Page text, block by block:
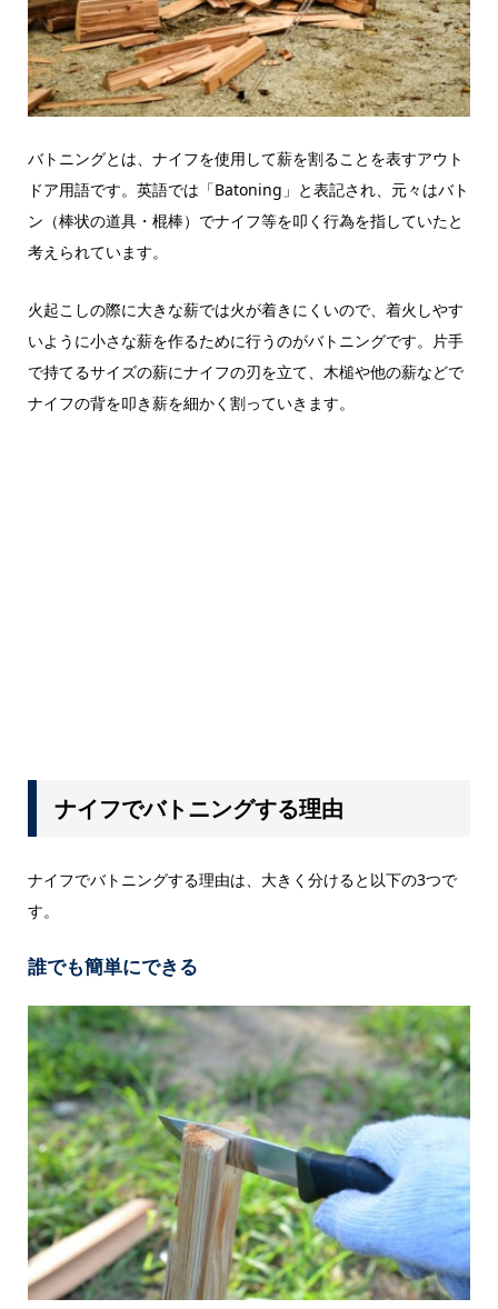
バトニングとは、ナイフを使用して薪を割ることを表すアウト
ドア用語です。英語では「Batoning」と表記され、元々はバト
ン（棒状の道具・棍棒）でナイフ等を叩く行為を指していたと
考えられています。
火起こしの際に大きな薪では火が着きにくいので、着火しやす
いように小さな薪を作るために行うのがバトニングです。片手
で持てるサイズの薪にナイフの刃を立て、木槌や他の薪などで
ナイフの背を叩き薪を細かく割っていきます。
ナイフでバトニングする理由
ナイフでバトニングする理由は、大きく分けると以下の3つで
す。
誰でも簡単にできる